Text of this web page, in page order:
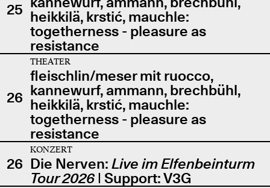
25 heikkilä, krstić, mauchle:
togetherness - pleasure as
resistance
26
THEATER
fleischlin/meser mit ruocco,
kannewurf, ammann, brechbühl,
heikkilä, krstić, mauchle:
togetherness - pleasure as
resistance
26
KONZERT
Die Nerven: Live im Elfenbeinturm
Tour 2026| Support: V3G